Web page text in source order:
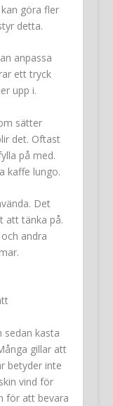
göra fler
detta.
anpassa
ett tryck
upp i.
sätter
det. Oftast
på med.
kaffe lungo.
Det
att tänka på.
andra
sedan kasta
gillar att
betyder inte
vind för
för att bevara